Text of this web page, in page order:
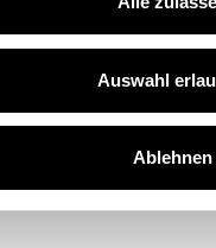
Auswahl
Ablehnen